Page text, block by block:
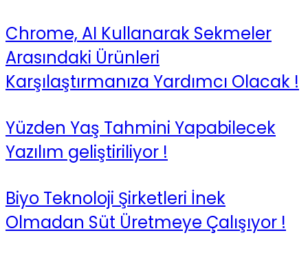
Chrome, AI Kullanarak Sekmeler
Arasındaki Ürünleri
Karşılaştırmanıza Yardımcı Olacak !
Yüzden Yaş Tahmini Yapabilecek
Yazılım geliştiriliyor !
Biyo Teknoloji Şirketleri İnek
Olmadan Süt Üretmeye Çalışıyor !